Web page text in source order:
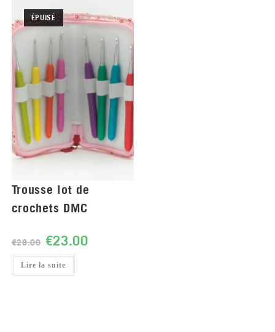
ÉPUISÉ
Trousse lot de
crochets DMC
€28.00 €23.00
Lire la suite